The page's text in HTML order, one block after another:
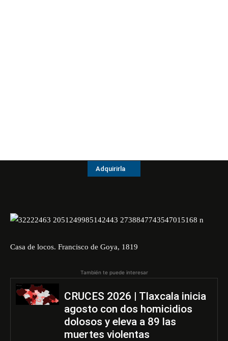
Adquirirla
Casa de locos. Francisco de Goya, 1819
También te puede interesar
CRUCES 2026 | Tlaxcala inicia
agosto con dos homicidios
dolosos y eleva a 89 las
muertes violentas